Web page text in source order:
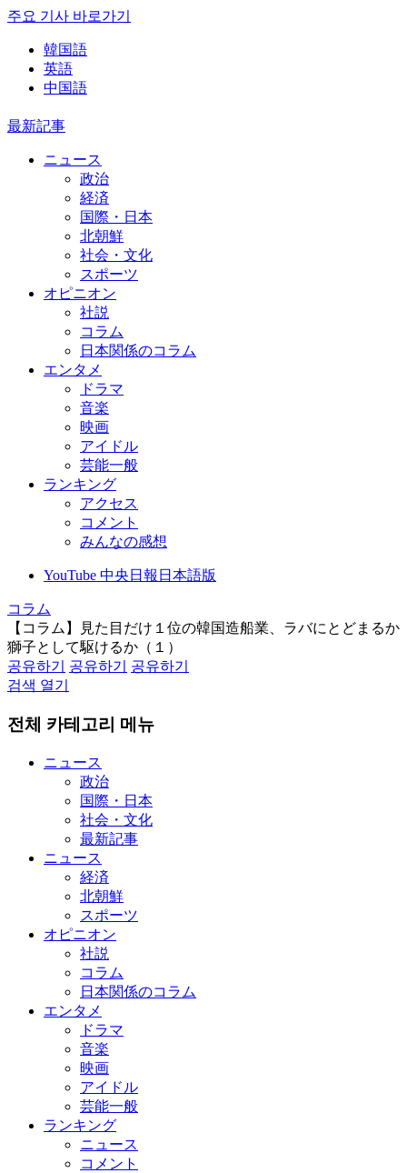
주요 기사 바로가기
韓国語
英語
中国語
最新記事
ニュース
政治
経済
国際・日本
北朝鮮
社会・文化
スポーツ
オピニオン
社説
コラム
日本関係のコラム
エンタメ
ドラマ
音楽
映画
アイドル
芸能一般
ランキング
アクセス
コメント
みんなの感想
YouTube 中央日報日本語版
コラム
【コラム】見た目だけ１位の韓国造船業、ラバにとどまるか
獅子として駆けるか（１）
공유하기
공유하기
공유하기
검색 열기
전체 카테고리 메뉴
ニュース
政治
国際・日本
社会・文化
最新記事
ニュース
経済
北朝鮮
スポーツ
オピニオン
社説
コラム
日本関係のコラム
エンタメ
ドラマ
音楽
映画
アイドル
芸能一般
ランキング
ニュース
コメント